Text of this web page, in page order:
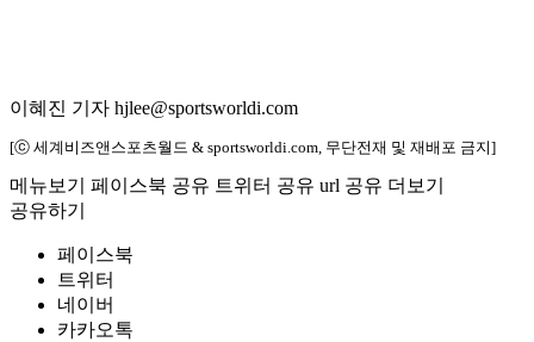
이혜진 기자 hjlee@sportsworldi.com
[ⓒ 세계비즈앤스포츠월드 & sportsworldi.com, 무단전재 및 재배포 금지]
메뉴보기 페이스북 공유 트위터 공유 url 공유 더보기
공유하기
페이스북
트위터
네이버
카카오톡